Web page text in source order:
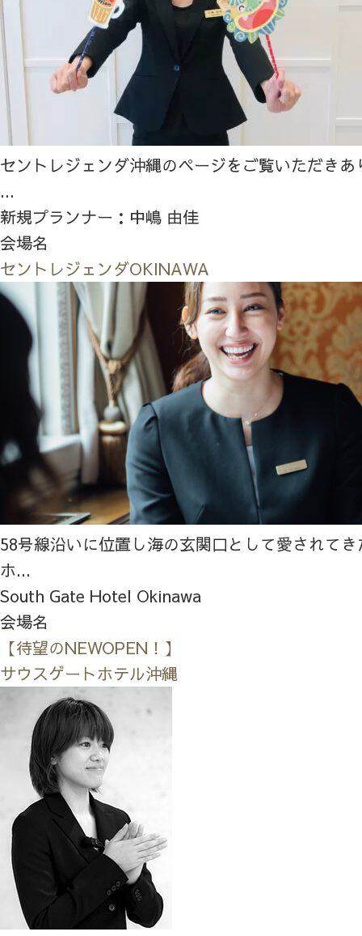
セントレジェンダ沖縄のページをご覧いただき
...
新規プランナー：中嶋 由佳
会場名
セントレジェンダOKINAWA
58号線沿いに位置し海の玄関口として愛されて
ホ...
South Gate Hotel Okinawa
会場名
【待望のNEWOPEN！】
サウスゲートホテル沖縄